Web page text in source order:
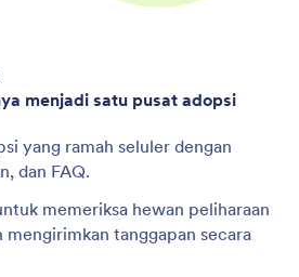
menjadi satu pusat adopsi
yang ramah seluler dengan
dan FAQ.
memeriksa hewan peliharaan
mengirimkan tanggapan secara